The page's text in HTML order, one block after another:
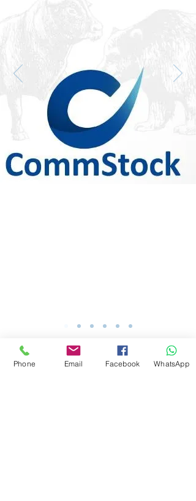
אין במידע לעיל כדי להוות המלצה להשקעה ו/או
Phone Email Facebook WhatsApp